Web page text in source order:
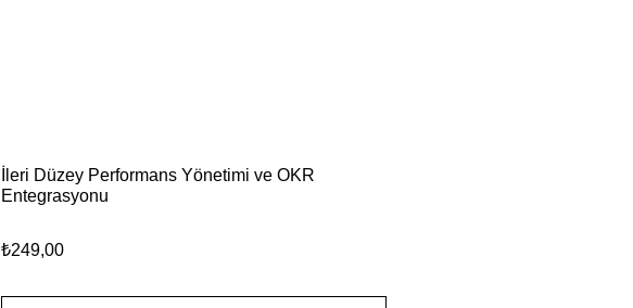
İleri Düzey Performans Yönetimi ve OKR
Entegrasyonu
₺249,00Fiyat